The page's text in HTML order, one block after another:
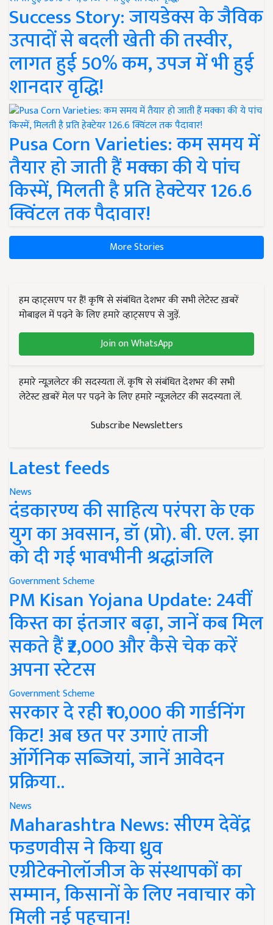
Success Story: जायडेक्स के जैविक
उत्पादों से बदली खेती की तस्वीर,
लागत हुई 50% कम, उपज में भी हुई
शानदार वृद्धि!
Pusa Corn Varieties: कम समय में
तैयार हो जाती हैं मक्का की ये पांच
किस्में, मिलती है प्रति हेक्टेयर 126.6
क्विंटल तक पैदावार!
More Stories
हम व्हाट्सएप पर हैं! कृषि से संबंधित देशभर की सभी लेटेस्ट ख़बरें
मोबाइल में पढ़ने के लिए हमारे व्हाट्सएप से जुड़ें.
Join on WhatsApp
हमारे न्यूज़लेटर की सदस्यता लें. कृषि से संबंधित देशभर की सभी
लेटेस्ट ख़बरें मेल पर पढ़ने के लिए हमारे न्यूज़लेटर की सदस्यता लें.
Subscribe Newsletters
Latest feeds
News
दंडकारण्य की साहित्य परंपरा के एक
युग का अवसान, डॉ (प्रो). बी. एल. झा
को दी गई भावभीनी श्रद्धांजलि
Government Scheme
PM Kisan Yojana Update: 24वीं
किस्त का इंतजार बढ़ा, जानें कब मिल
सकते हैं ₹2,000 और कैसे चेक करें
अपना स्टेटस
Government Scheme
सरकार दे रही ₹10,000 की गार्डनिंग
किट! अब छत पर उगाएं ताजी
ऑर्गेनिक सब्जियां, जानें आवेदन
प्रक्रिया..
News
Maharashtra News: सीएम देवेंद्र
फडणवीस ने किया ध्रुव
एग्रीटेक्नोलॉजीज के संस्थापकों का
सम्मान, किसानों के लिए नवाचार को
मिली नई पहचान!